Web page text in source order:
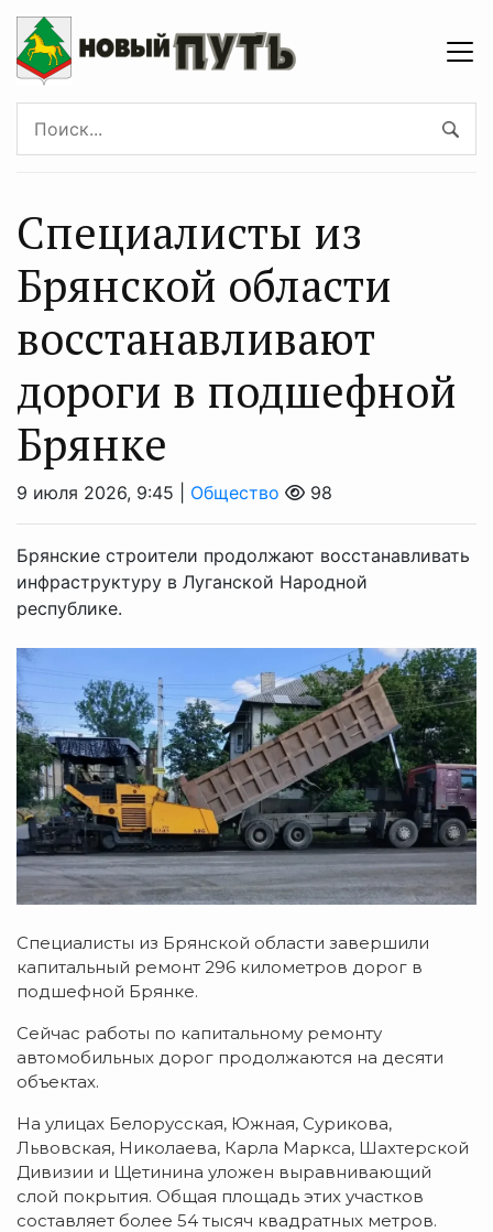
Специалисты из
Брянской области
восстанавливают
дороги в подшефной
Брянке
9 июля 2026, 9:45 | Общество 98
Брянские строители продолжают восстанавливать
инфраструктуру в Луганской Народной
республике.
Специалисты из Брянской области завершили
капитальный ремонт 296 километров дорог в
подшефной Брянке.
Сейчас работы по капитальному ремонту
автомобильных дорог продолжаются на десяти
объектах.
На улицах Белорусская, Южная, Сурикова,
Львовская, Николаева, Карла Маркса, Шахтерской
Дивизии и Щетинина уложен выравнивающий
слой покрытия. Общая площадь этих участков
составляет более 54 тысяч квадратных метров.